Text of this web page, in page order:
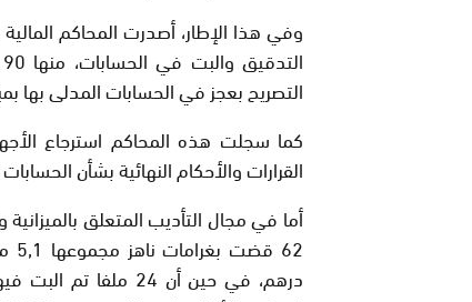
التصريح بعجز في الحسابات المدلى بها بمبلغ إجمالي
القرارات والأحكام النهائية بشأن
درهم، في حين أن 24